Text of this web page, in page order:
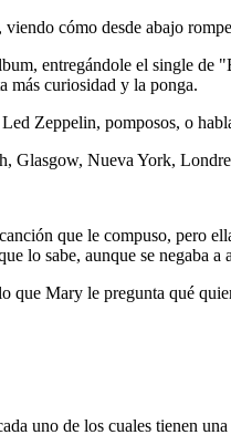
cómo desde abajo
entregándole el single
más curiosidad y la ponga.
Zeppelin, pomposos, o
Nueva York,
que le compuso, pero
lo sabe, aunque se negaba a
Mary le pregunta qué
uno de los cuales tienen